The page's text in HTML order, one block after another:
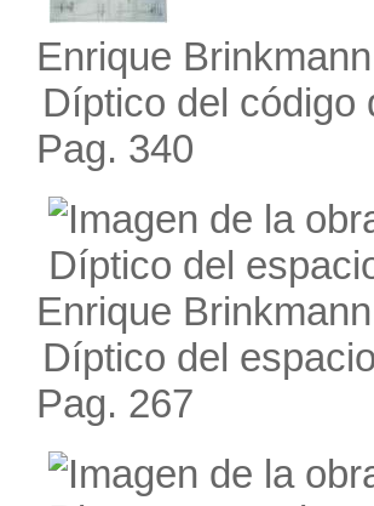
Enrique Brinkmann
Díptico del código
Pag. 340
Enrique Brinkmann
Díptico del
Pag. 267